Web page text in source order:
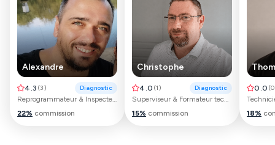
Alexandre
4.3 (3) Diagnostic
Reprogrammateur & Inspecteur automobile
22% commission
Christophe
4.0 (1) Diagnostic
Superviseur & Formateur technique
15% commission
0.0 (0
18%